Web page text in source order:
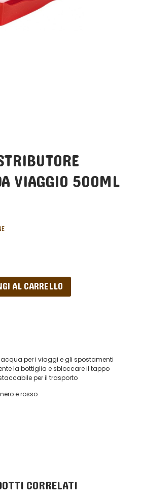
VIAGGIO 500ML
AL CARRELLO
per i viaggi e gli spostamenti
la bottiglia e sbloccare il tappo
per il trasporto
e rosso
CORRELATI